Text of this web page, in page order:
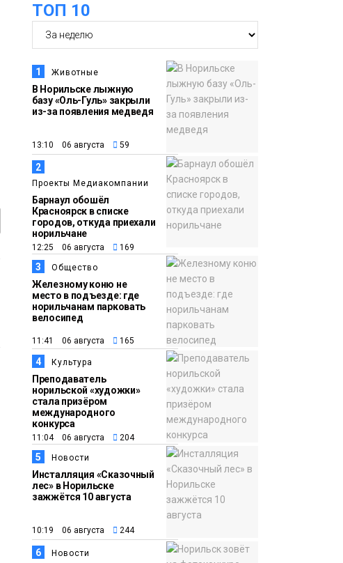
18:22
предупредили о
ливнях, граде и
шквалистом ветре на
юге Таймыра
05 августа
Общество
Акцию «Помоги пойти
учиться» запустили в
Молодёжном центре
16:50
05 августа
Новости
Лучшего
изолировщика на
определили на
ремонтном
предприятии
«Норникеля»
16:07
05 августа
Культура
Как в Норильске
прошёл юбилейный
День полярного
жирафа
ТОП 10
1 Животные
В Норильске лыжную
базу «Оль-Гуль» закрыли
из-за появления медведя
13:10 06 августа 59
2
Проекты Медиакомпании
Барнаул обошёл
Красноярск в списке
городов, откуда приехали
норильчане
12:25 06 августа 169
3 Общество
Железному коню не
место в подъезде: где
норильчанам парковать
велосипед
11:41 06 августа 165
4 Культура
Преподаватель
норильской «художки»
стала призёром
международного
конкурса
11:04 06 августа 204
5 Новости
Инсталляция «Сказочный
лес» в Норильске
зажжётся 10 августа
10:19 06 августа 244
6 Новости